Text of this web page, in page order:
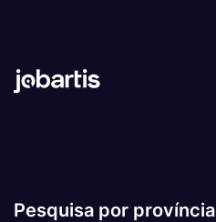
Pesquisa por província